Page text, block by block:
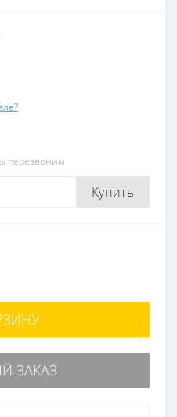
перезвоним
Купить
ЗАКАЗ